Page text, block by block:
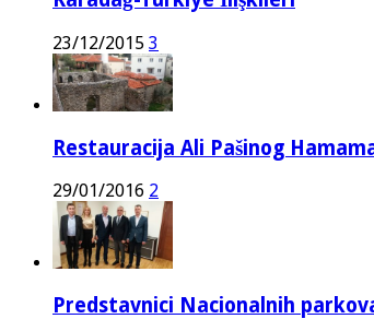
23/12/2015 3
Restauracija Ali Pašinog
29/01/2016 2
Predstavnici Nacionalnih